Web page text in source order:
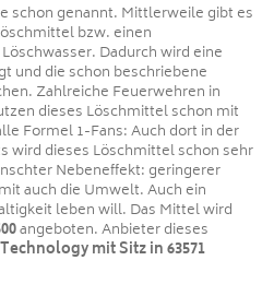
schon genannt. Mittlerweile gibt es
bzw. einen
Dadurch wird eine
und die schon beschriebene
Zahlreiche Feuerwehren in
dieses Löschmittel schon mit
Formel 1-Fans: Auch dort in der
wird dieses Löschmittel schon sehr
Nebeneffekt: geringerer
auch die Umwelt. Auch ein
leben will. Das Mittel wird
angeboten. Anbieter dieses
Technology mit Sitz in 63571